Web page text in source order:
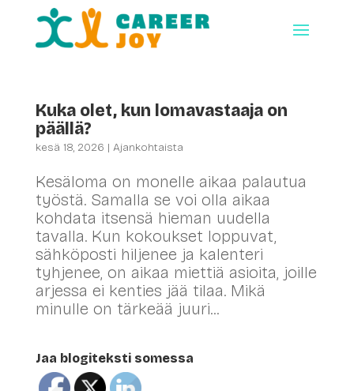
Kuka olet, kun lomavastaaja on
päällä?
kesä 18, 2026 | Ajankohtaista
Kesäloma on monelle aikaa palautua
työstä. Samalla se voi olla aikaa
kohdata itsensä hieman uudella
tavalla. Kun kokoukset loppuvat,
sähköposti hiljenee ja kalenteri
tyhjenee, on aikaa miettiä asioita, joille
arjessa ei kenties jää tilaa. Mikä
minulle on tärkeää juuri...
Jaa blogiteksti somessa